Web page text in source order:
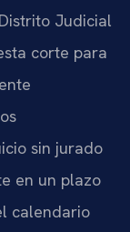
Judicial
corte para
sin jurado
en un plazo
calendario